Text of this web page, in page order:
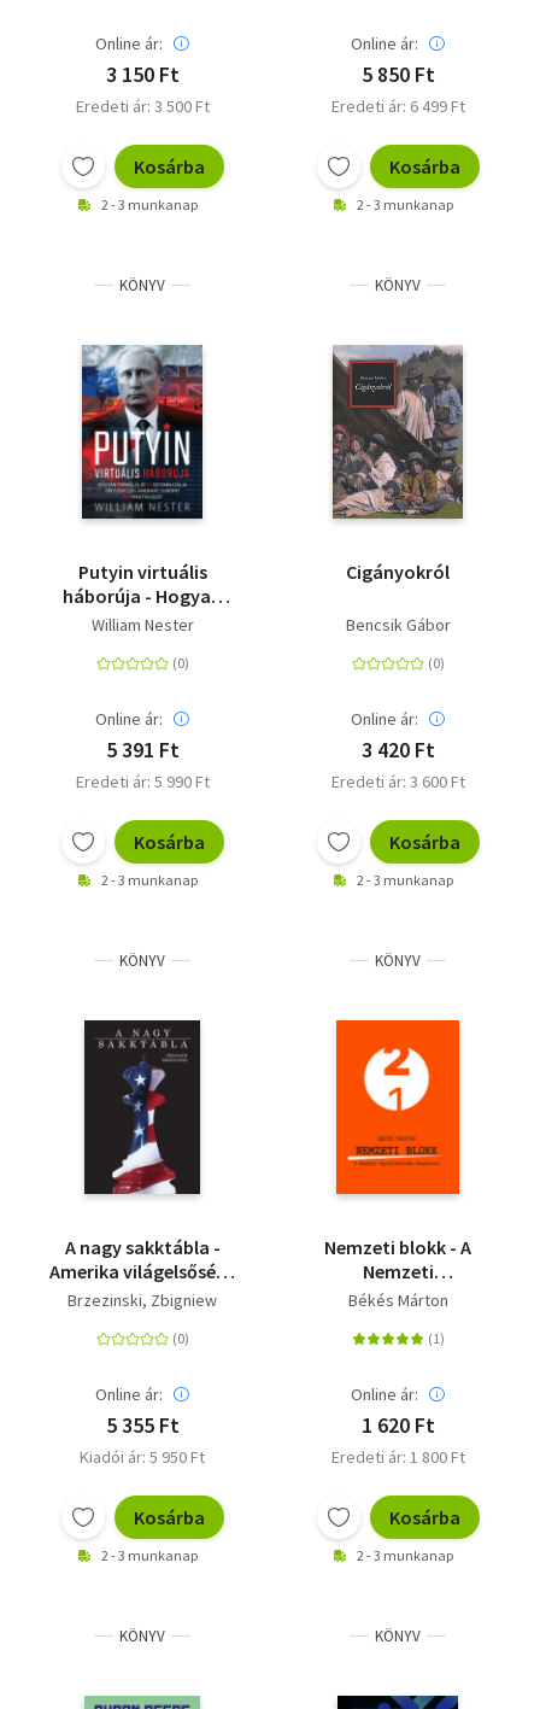
Online ár:
3 150 Ft
Eredeti ár: 3 500 Ft
Kosárba
2 - 3 munkanap
Online ár:
5 850 Ft
Eredeti ár: 6 499 Ft
Kosárba
2 - 3 munkanap
KÖNYV
Putyin virtuális
háborúja - Hogyan
formálja át és
Oroszország
nagyvilágot
William Nester
Online ár:
5 391 Ft
Eredeti ár: 5 990 Ft
Kosárba
2 - 3 munkanap
KÖNYV
Cigányokról
Bencsik Gábor
Online ár:
3 420 Ft
Eredeti ár: 3 600 Ft
Kosárba
2 - 3 munkanap
KÖNYV
A nagy sakktábla -
Amerika világelsősége
és geopolitikai
Brzezinski, Zbigniew
Online ár:
5 355 Ft
Kiadói ár: 5 950 Ft
Kosárba
2 - 3 munkanap
KÖNYV
Nemzeti blokk - A
Nemzeti
Együttműködés
Békés Márton
Online ár:
1 620 Ft
Eredeti ár: 1 800 Ft
Kosárba
2 - 3 munkanap
KÖNYV KÖNYV